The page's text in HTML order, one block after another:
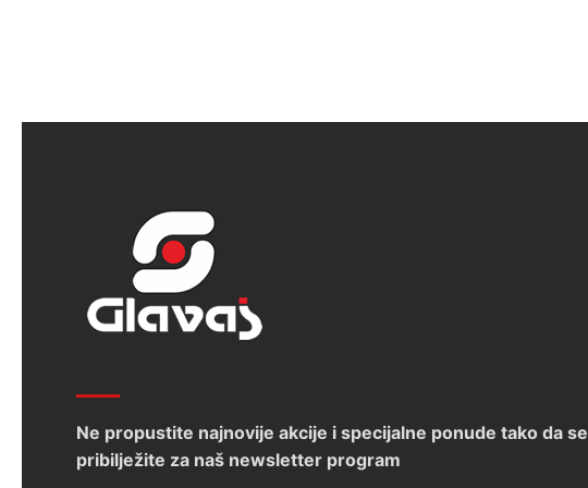
Ne propustite najnovije akcije i specijalne ponude tako da se
pribilježite za naš newsletter program